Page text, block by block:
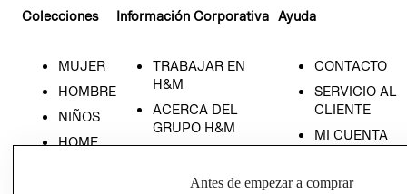
Colecciones
MUJER
HOMBRE
NIÑOS
HOME
Información Corporativa
TRABAJAR EN
H&M
ACERCA DEL
GRUPO H&M
Ayuda
CONTACTO
SERVICIO AL
CLIENTE
MI CUENTA
TIENDAS
Antes de empezar a comprar